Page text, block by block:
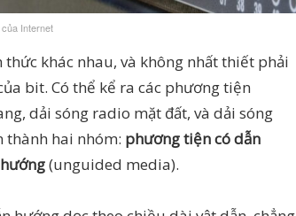
Internet
khác nhau, và không nhất thiết phải
bit. Có thể kể ra các phương tiện
dải sóng radio mặt đất, và dải sóng
thành hai nhóm: phương tiện có dẫn
(unguided media).